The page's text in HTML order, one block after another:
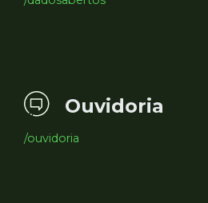
Ouvidoria
/ouvidoria